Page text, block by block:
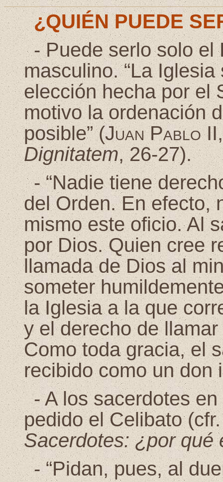
¿QUIÉN PUEDE
- Puede serlo solo el
masculino. “La
elección hecha por el
motivo la ordenación
posible” (Juan Pablo II
Dignitatem, 26-27).
- “Nadie tiene
del Orden. En efecto,
mismo este oficio. Al
por Dios. Quien cree
llamada de Dios al
someter
la Iglesia a la que
y el derecho de
Como toda gracia, el
recibido como un don
- A los sacerdotes
pedido el Celibato
Sacerdotes: ¿por qué
- “Pidan, pues, al